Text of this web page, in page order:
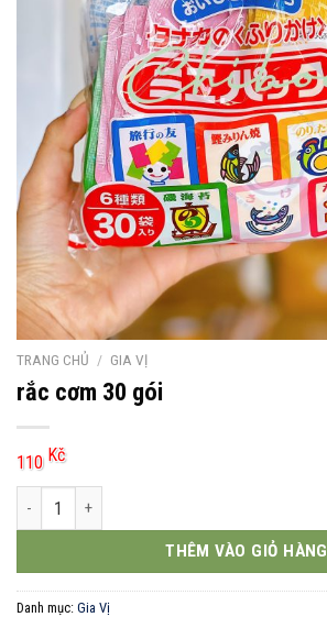
TRANG CHỦ / GIA VỊ
rắc cơm 30 gói
110 Kč
rắc cơm 30 gói số lượng
THÊM VÀO GIỎ HÀNG
Danh mục: Gia Vị